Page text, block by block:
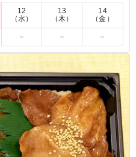
ズ スクイブ株式会社
おかずと同様にご飯も好評
ったです。メインの銀鱈は
しく、いい意味で普段見な
も評価高い点かと思いま
12
（水）
13
（木）
14
（金）
－ － －